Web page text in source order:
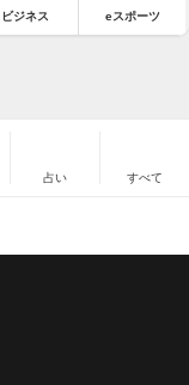
ビジネス eスポーツ
占い すべて